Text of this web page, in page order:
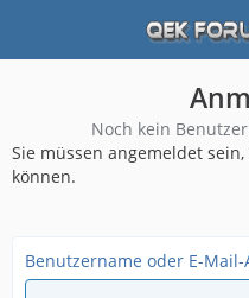
Noch kein
Sie müssen angemeldet
können.
Benutzername oder E-Mail-